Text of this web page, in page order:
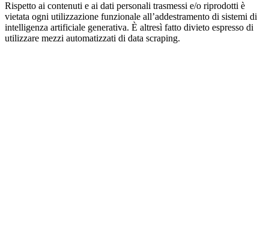
Rispetto ai contenuti e ai dati personali trasmessi e/o riprodotti è
vietata ogni utilizzazione funzionale all’addestramento di sistemi di
intelligenza artificiale generativa. È altresì fatto divieto espresso di
utilizzare mezzi automatizzati di data scraping.